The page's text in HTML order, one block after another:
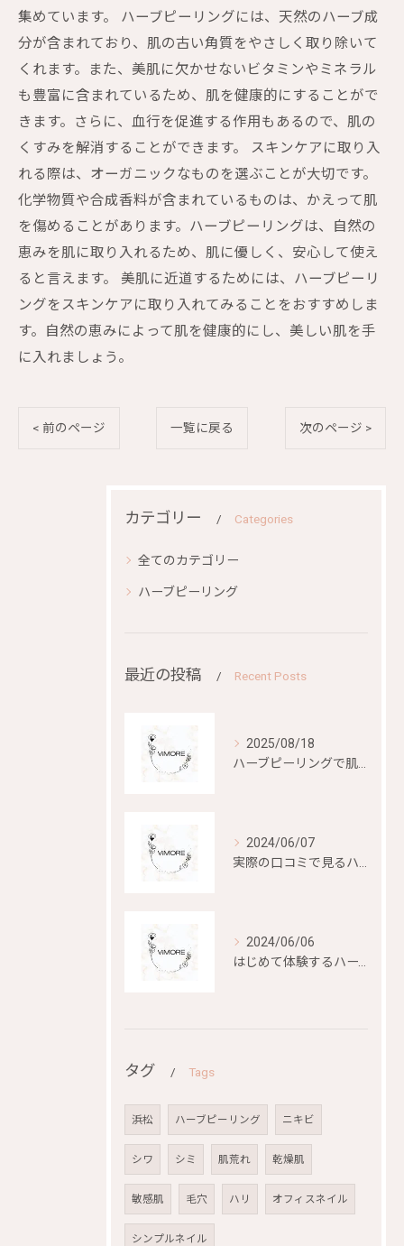
集めています。 ハーブピーリングには、天然のハーブ成
分が含まれており、肌の古い角質をやさしく取り除いて
くれます。また、美肌に欠かせないビタミンやミネラル
も豊富に含まれているため、肌を健康的にすることがで
きます。さらに、血行を促進する作用もあるので、肌の
くすみを解消することができます。 スキンケアに取り入
れる際は、オーガニックなものを選ぶことが大切です。
化学物質や合成香料が含まれているものは、かえって肌
を傷めることがあります。ハーブピーリングは、自然の
恵みを肌に取り入れるため、肌に優しく、安心して使え
ると言えます。 美肌に近道するためには、ハーブピーリ
ングをスキンケアに取り入れてみることをおすすめしま
す。自然の恵みによって肌を健康的にし、美しい肌を手
に入れましょう。
< 前のページ 一覧に戻る 次のページ >
カテゴリー Categories
全てのカテゴリー
ハーブピーリング
最近の投稿 Recent Posts
2025/08/18
2024/06/07
2024/06/06
タグ Tags
浜松 ハーブピーリング ニキビ
シワ シミ 肌荒れ 乾燥肌
敏感肌 毛穴 ハリ オフィスネイル
シンプルネイル